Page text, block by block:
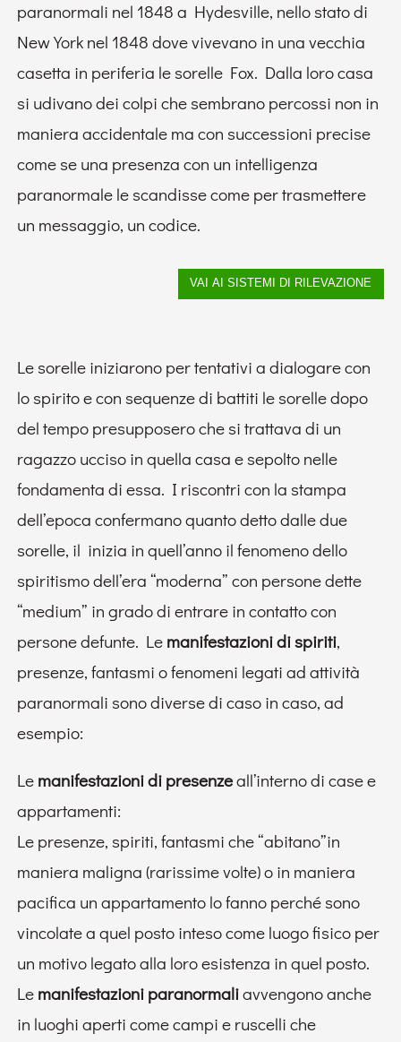
paranormali nel 1848 a Hydesville, nello stato di
New York nel 1848 dove vivevano in una vecchia
casetta in periferia le sorelle Fox. Dalla loro casa
si udivano dei colpi che sembrano percossi non in
maniera accidentale ma con successioni precise
come se una presenza con un intelligenza
paranormale le scandisse come per trasmettere
un messaggio, un codice.
Le sorelle iniziarono per tentativi a dialogare con
lo spirito e con sequenze di battiti le sorelle dopo
del tempo presupposero che si trattava di un
ragazzo ucciso in quella casa e sepolto nelle
fondamenta di essa. I riscontri con la stampa
dell’epoca confermano quanto detto dalle due
sorelle, il inizia in quell’anno il fenomeno dello
spiritismo dell’era “moderna” con persone dette
“medium” in grado di entrare in contatto con
persone defunte. Le manifestazioni di spiriti,
presenze, fantasmi o fenomeni legati ad attività
paranormali sono diverse di caso in caso, ad
esempio:
Le manifestazioni di presenzeall’interno di case e
appartamenti:
Le presenze, spiriti, fantasmi che “abitano”in
maniera maligna (rarissime volte) o in maniera
pacifica un appartamento lo fanno perché sono
vincolate a quel posto inteso come luogo fisico per
un motivo legato alla loro esistenza in quel posto.
Le manifestazioni paranormaliavvengono anche
in luoghi aperti come campi e ruscelli che